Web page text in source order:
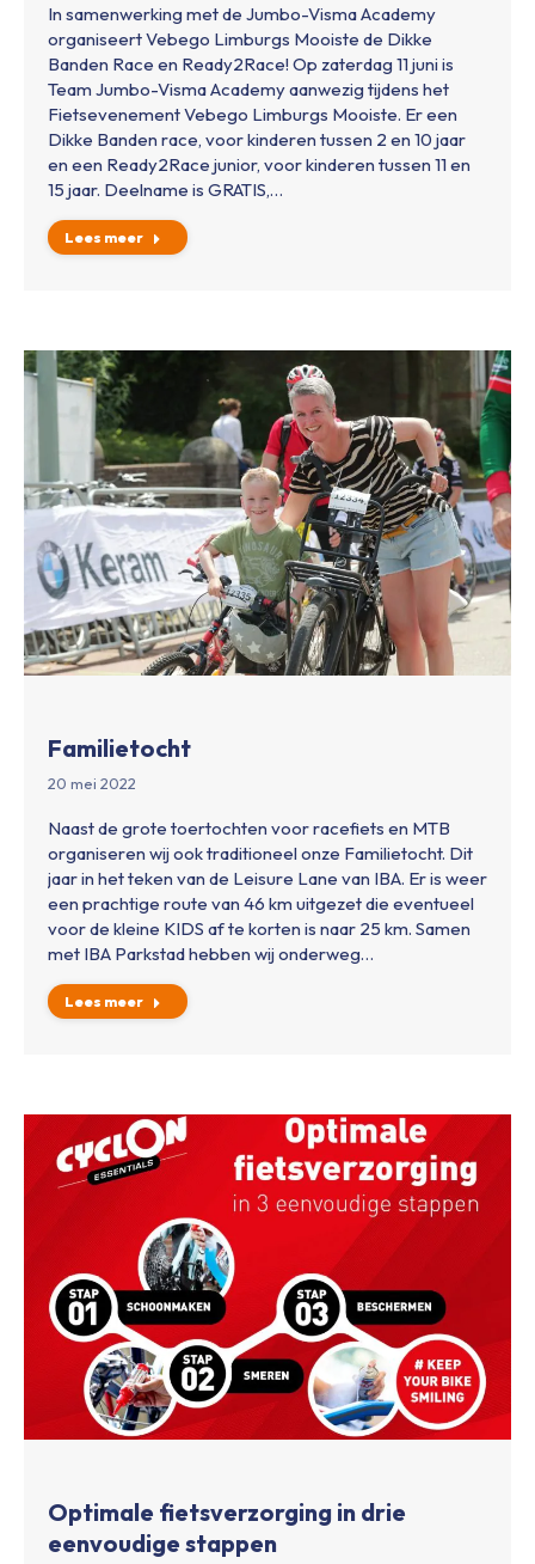
In samenwerking met de Jumbo-Visma Academy
organiseert Vebego Limburgs Mooiste de Dikke
Banden Race en Ready2Race! Op zaterdag 11 juni is
Team Jumbo-Visma Academy aanwezig tijdens het
Fietsevenement Vebego Limburgs Mooiste. Er een
Dikke Banden race, voor kinderen tussen 2 en 10 jaar
en een Ready2Race junior, voor kinderen tussen 11 en
15 jaar. Deelname is GRATIS,…
Lees meer
Familietocht
20 mei 2022
Naast de grote toertochten voor racefiets en MTB
organiseren wij ook traditioneel onze Familietocht. Dit
jaar in het teken van de Leisure Lane van IBA. Er is weer
een prachtige route van 46 km uitgezet die eventueel
voor de kleine KIDS af te korten is naar 25 km. Samen
met IBA Parkstad hebben wij onderweg…
Lees meer
Optimale fietsverzorging in drie
eenvoudige stappen